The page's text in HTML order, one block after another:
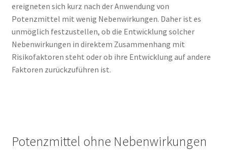
ereigneten sich kurz nach der Anwendung von
Potenzmittel mit wenig Nebenwirkungen. Daher ist es
unmöglich festzustellen, ob die Entwicklung solcher
Nebenwirkungen in direktem Zusammenhang mit
Risikofaktoren steht oder ob ihre Entwicklung auf andere
Faktoren zurückzuführen ist.
Potenzmittel ohne Nebenwirkungen